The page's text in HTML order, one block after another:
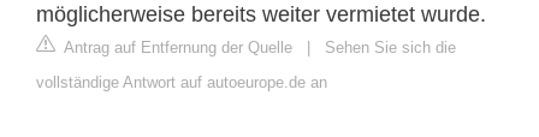
möglicherweise bereits weiter vermietet wurde.
Antrag auf Entfernung der Quelle
Sehen Sie sich die
vollständige Antwort auf autoeurope.de an